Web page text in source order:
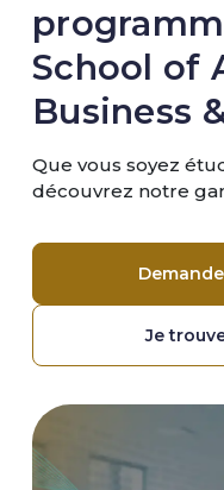
School of
Business
Que vous soyez
découvrez notre
Je
Image